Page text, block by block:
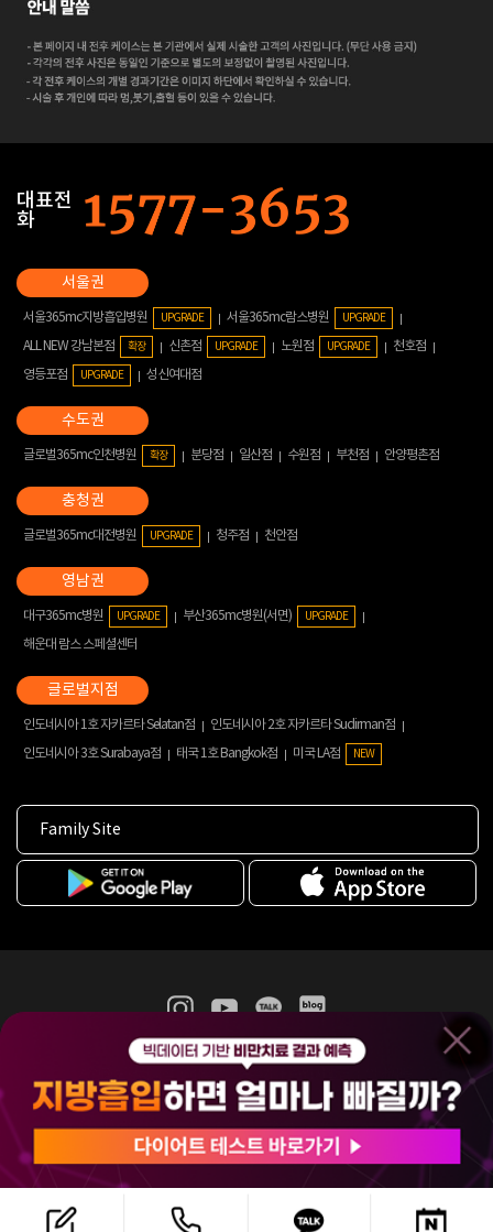
대표전
화
서울365mc지방흡입병원 UPGRADE 서울365mc람스병원 UPGRADE
ALL NEW 강남본점 확장 신촌점 UPGRADE 노원점 UPGRADE
천호점
영등포점
UPGRADE 성신여대점
글로벌365mc인천병원 확장 분당점 일산점 수원점 부천점 안양평촌점
글로벌365mc대전병원 UPGRADE 청주점 천안점
대구365mc병원 UPGRADE 부산365mc병원(서면) UPGRADE
해운대 람스 스페셜센터
인도네시아 1호 자카르타 Selatan점
인도네시아 2호 자카르타 Sudirman점
인도네시아 3호 Surabaya점
태국 1호 Bangkok점 미국 LA점 NEW
Family Site
365mc 병·의원 이용약관
홈페이지 이용약관
개인정보처리방침
비급여진료수가
(주)365mcㅣ서울특별시 서초구 서초대로52길 7, 3~4층(서초동, 제일빌딩)
120-87-04354ㅣ김남철
COPYRIGHT(C) 2025 365mc. ALL RIGHTS RESERVED.